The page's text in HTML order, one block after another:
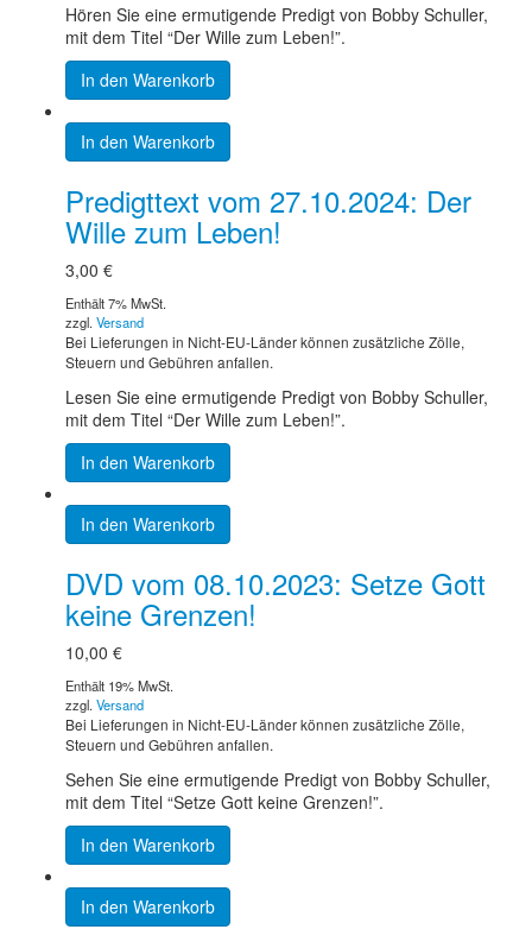
Hören Sie eine ermutigende Predigt von Bobby Schuller,
mit dem Titel “Der Wille zum Leben!”.
In den Warenkorb
In den Warenkorb
Predigttext vom 27.10.2024: Der
Wille zum Leben!
3,00 €
Enthält 7% MwSt.
zzgl. Versand
Bei Lieferungen in Nicht-EU-Länder können zusätzliche Zölle,
Steuern und Gebühren anfallen.
Lesen Sie eine ermutigende Predigt von Bobby Schuller,
mit dem Titel “Der Wille zum Leben!”.
In den Warenkorb
In den Warenkorb
DVD vom 08.10.2023: Setze Gott
keine Grenzen!
10,00 €
Enthält 19% MwSt.
zzgl. Versand
Bei Lieferungen in Nicht-EU-Länder können zusätzliche Zölle,
Steuern und Gebühren anfallen.
Sehen Sie eine ermutigende Predigt von Bobby Schuller,
mit dem Titel “Setze Gott keine Grenzen!”.
In den Warenkorb
In den Warenkorb